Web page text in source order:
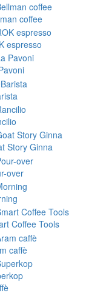
coffee
espresso
Story Ginna
over
Coffee Tools
caffè